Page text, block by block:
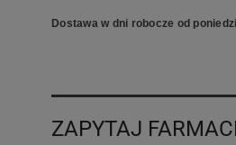
Dostawa w dni robocze od
ZAPYTAJ